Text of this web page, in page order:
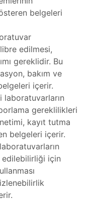
belgeleri
edilmesi,
gereklidir. Bu
bakım ve
içerir.
laboratuvarların
gereklilikleri
kayıt tutma
belgeleri içerir.
edilebilirliği için